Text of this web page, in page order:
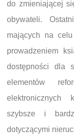
do zmieniającej
obywateli.
mających na
prowadzeniem
dostępności dla
elementów
elektronicznych
szybsze i
dotyczącymi